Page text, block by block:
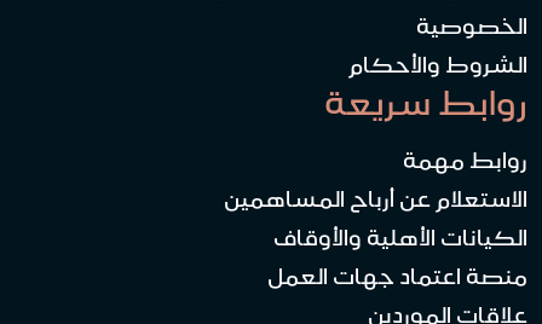
الخصوصية
الشروط والأحكام
روابط سريعة
روابط مهمة
الاستعلام عن أرباح المساهمين
الكيانات الأهلية والأوقاف
منصة اعتماد جهات العمل
علاقات الموردين